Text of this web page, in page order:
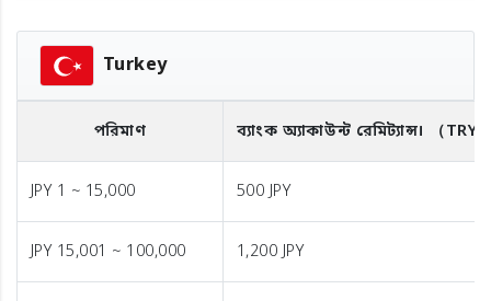
Turkey
পরিমাণ ব্যাংক অ্যাকাউন্ট রেমিট্যান্স। （TRY
JPY 1 ~ 15,000 500 JPY
JPY 15,001 ~ 100,000 1,200 JPY